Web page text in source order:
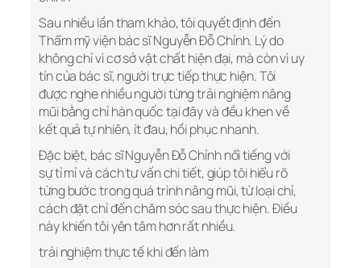
Sau nhiều lần tham khảo, tôi quyết định đến
Thẩm mỹ viện bác sĩ Nguyễn Đỗ Chỉnh. Lý do
không chỉ vì cơ sở vật chất hiện đại, mà còn vì uy
tín của bác sĩ, người trực tiếp thực hiện. Tôi
được nghe nhiều người từng trải nghiệm nâng
mũi bằng chỉ hàn quốc tại đây và đều khen về
kết quả tự nhiên, ít đau, hồi phục nhanh.
Đặc biệt, bác sĩ Nguyễn Đỗ Chỉnh nổi tiếng với
sự tỉ mỉ và cách tư vấn chi tiết, giúp tôi hiểu rõ
từng bước trong quá trình nâng mũi, từ loại chỉ,
cách đặt chỉ đến chăm sóc sau thực hiện. Điều
này khiến tôi yên tâm hơn rất nhiều.
trải nghiệm thực tế khi đến làm